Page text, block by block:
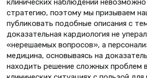
клинических наблюдений
стратегию, поэтому мы призываем
публиковать подобные описания с
доказательная кардиология не
«нерешаемых вопросов», а
медицина, основываясь на
находить решение сложных проблем